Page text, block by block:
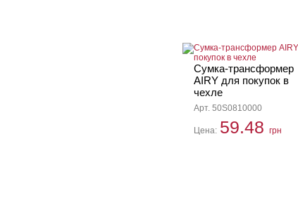
Сумка-трансформер
AIRY для покупок в
чехле
Арт. 50S0810000
Цена: 59.48 грн